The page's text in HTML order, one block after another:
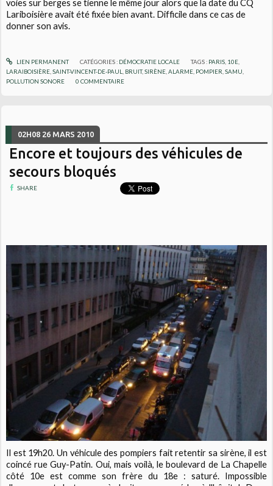
voies sur berges se tienne le même jour alors que la date du CQ
Lariboisière avait été fixée bien avant. Difficile dans ce cas de
donner son avis.
LIEN PERMANENT CATÉGORIES : DÉMOCRATIE LOCALE TAGS : PARIS 10E
LARAIBOISIÈRE ,SAINT-VINCENT-DE-PAUL BRUIT,SIRÈNE ,ALARME POMPIER ,SAMU
POLLUTION SONORE
0 COMMENTAIRE
02H08 26 MARS 2010
Encore et toujours des véhicules de
secours bloqués
SHARE
Il est 19h20. Un véhicule des pompiers fait retentir sa sirène, il est
coincé rue Guy-Patin. Oui, mais voilà, le boulevard de La Chapelle
côté 10e est comme son frère du 18e : saturé. Impossible